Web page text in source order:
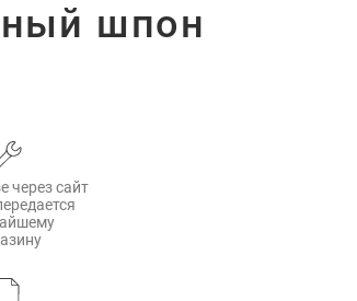
шпон
через сайт